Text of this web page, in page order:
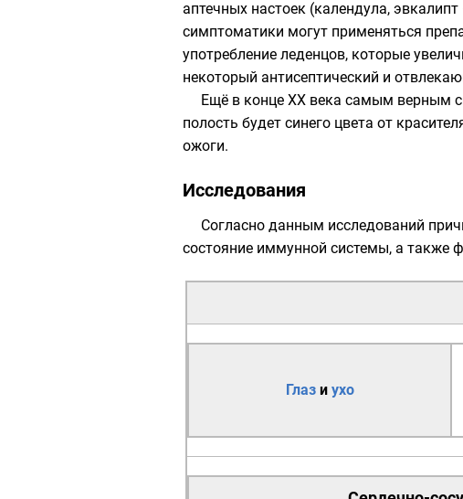
аптечных настоек (календула,
симптоматики могут применяться
употребление леденцов, которые
некоторый антисептический и
Ещё в конце XX века самым верным
полость будет синего цвета от
ожоги.
Исследования
Согласно данным исследований
состояние иммунной системы, а
Глази ухо